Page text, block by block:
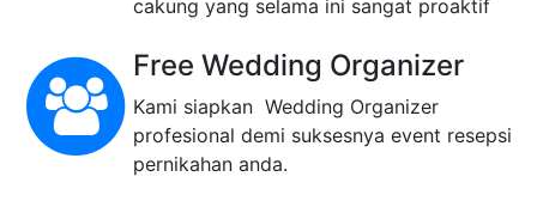
Memiliki area parkir yang luas dan aman
serta didukung oleh jajaran Tim Parkir,
Tim security dan bantuan dari polsek
cakung yang selama ini sangat proaktif
Free Wedding Organizer